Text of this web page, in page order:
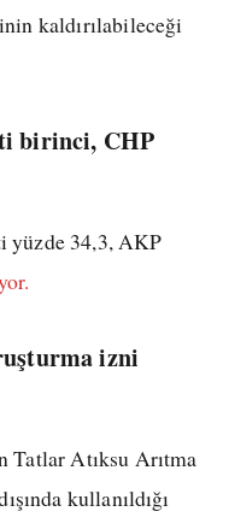
kaldırılabileceği
birinci, CHP
yüzde 34,3, AKP
izni
Atıksu Arıtma
kullanıldığı